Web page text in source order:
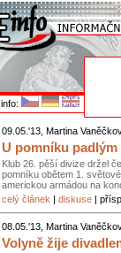
info:
09.05.'13, Martina
U pomníku
Klub 26. pěší divize držel
pomníku obětem 1.
americkou armádou na
celý článek | diskuse |
08.05.'13, Martina
Volyně žije